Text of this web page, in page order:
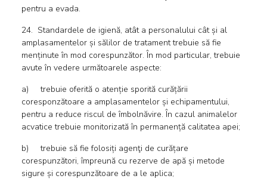
pentru a evada.
24. Standardele de igienă, atât a personalului cât și al
amplasamentelor și sălilor de tratament trebuie să fie
menținute în mod corespunzător. În mod particular, trebuie
avute în vedere următoarele aspecte:
a) trebuie oferită o atenție sporită curățării
coresponzătoare a amplasamentelor și echipamentului,
pentru a reduce riscul de îmbolnăvire. În cazul animalelor
acvatice trebuie monitorizată în permanență calitatea apei;
b) trebuie să fie folosiți agenţi de curățare
corespunzători, împreună cu rezerve de apă și metode
sigure și corespunzătoare de a le aplica;